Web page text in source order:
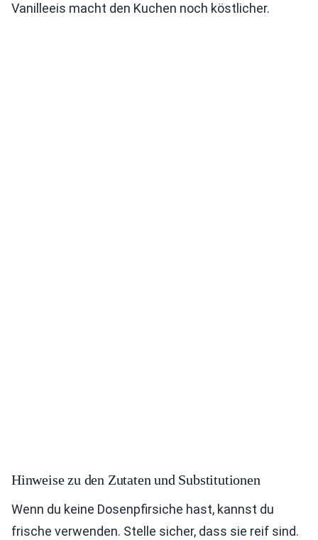
Vanilleeis macht den Kuchen noch köstlicher.
Hinweise zu den Zutaten und Substitutionen
Wenn du keine Dosenpfirsiche hast, kannst du
frische verwenden. Stelle sicher, dass sie reif sind.